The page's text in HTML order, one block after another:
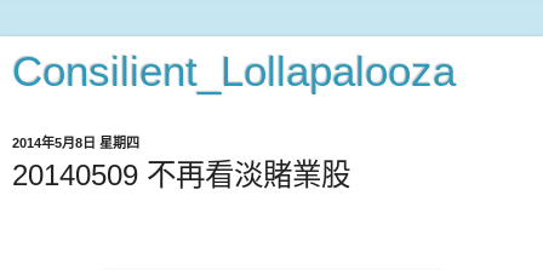
Consilient_Lollapalooza
2014年5月8日 星期四
20140509 不再看淡賭業股